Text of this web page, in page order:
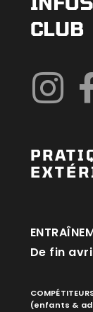
CLUB
De fin
(enfants &